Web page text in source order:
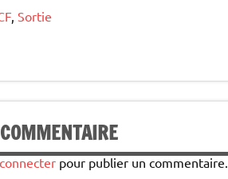
, Sortie
pour publier un commentaire.